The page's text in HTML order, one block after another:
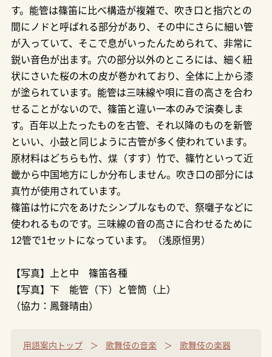
す。能管は篠笛に比べ構造が複雑で、吹き口と指穴との
間にノドと呼ばれる部分があり、その中にさらに細い管
が入っていて、そこで息がいったんためられて、非常に
鋭い音色が出ます。穴の部分以外のところには、細く紐
状にさいた桜の木の皮が巻かれており、全体に上から漆
が塗られています。能管は三味線や唄に音の高さを合わ
せることがないので、篠笛と違い一本のみで演奏しま
す。百年以上たったものを古管、それ以降のものを新管
といい、小鼓と同じように古管が多く使われています。
原材料はどちらも竹、煤（すす）竹で、篠竹といって近
畿から中国地方にしか分布しません。吹き口の部分には
真竹が使用されています。
篠笛は竹に穴をあけたシンプルなもので、祭囃子などに
使われるものです。三味線の音の高さに合わせるために
12管で1セットになっています。（浅原恒男）
【写真】上と中 篠笛各種
【写真】下 能管（下）と管筒（上）
（協力：鳳聲晴由）
用語案内トップ 歌舞伎の音楽 歌舞伎の楽器